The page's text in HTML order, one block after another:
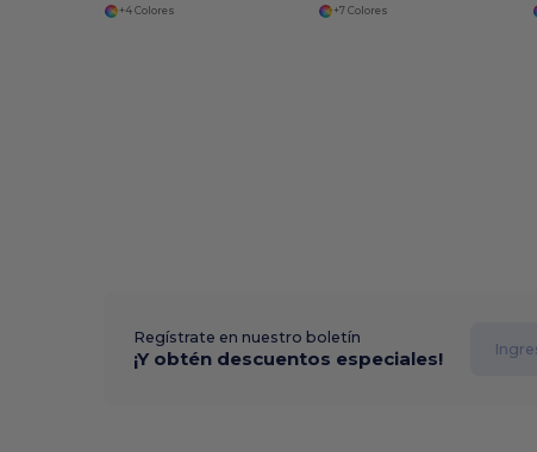
+4 Colores +7 Colores
Regístrate en nuestro boletín
¡Y obtén descuentos especiales!